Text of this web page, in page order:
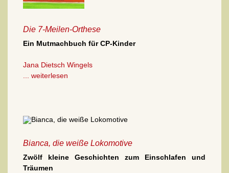
Die 7-Meilen-Orthese
Ein Mutmachbuch für CP-Kinder
Jana Dietsch Wingels
... weiterlesen
Bianca, die weiße Lokomotive
Zwölf kleine Geschichten zum Einschlafen und
Träumen